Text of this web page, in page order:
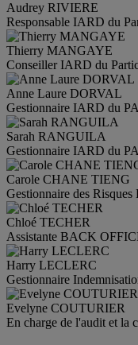
Audrey RIVIERE
Responsable IARD du
Thierry MANGAYE
Conseiller IARD du
Anne Laure DORVAL
Gestionnaire IARD du
Sarah RANGUILA
Gestionnaire IARD du
Carole CHANE TIENG
Gestionnaire des
Chloé TECHER
Assistante BACK
Harry LECLERC
Gestionnaire
Evelyne COUTURIER
En charge de l'audit et la